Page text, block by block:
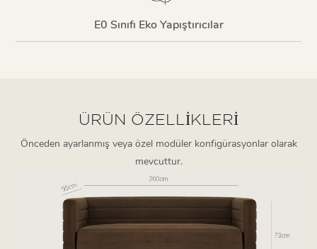
E0 Sınıfı Eko Yapıştırıcılar
ÜRÜN ÖZELLIKLERI
Önceden ayarlanmış veya özel modüler konfigürasyonlar olarak
mevcuttur.